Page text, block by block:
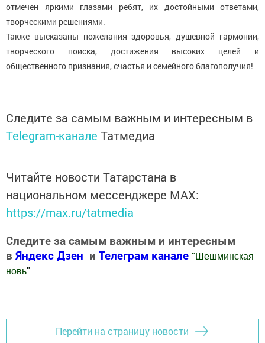
отмечен яркими глазами ребят, их достойными ответами,
творческими решениями.
Также высказаны пожелания здоровья, душевной гармонии,
творческого поиска, достижения высоких целей и
общественного признания, счастья и семейного благополучия!
Следите за самым важным и интересным в
Telegram-канале Татмедиа
Читайте новости Татарстана в
национальном мессенджере MАХ:
https://max.ru/tatmedia
Следите за самым важным и интересным
в Яндекс Дзен и Телеграм канале " Шешминская
новь"
Перейти на страницу новости